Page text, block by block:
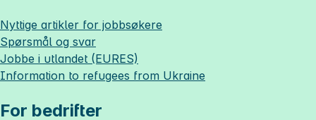
Nyttige artikler for jobbsøkere
Spørsmål og svar
Jobbe i utlandet (EURES)
Information to refugees from Ukraine
For bedrifter